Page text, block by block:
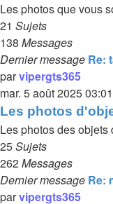
Les photos que vous
21 Sujets
138 Messages
Dernier message Re:
parvipergts365
mar. 5 août 2025 03:01
Les photos
Les photos des
25Sujets
262Messages
Dernier message Re:
parvipergts365